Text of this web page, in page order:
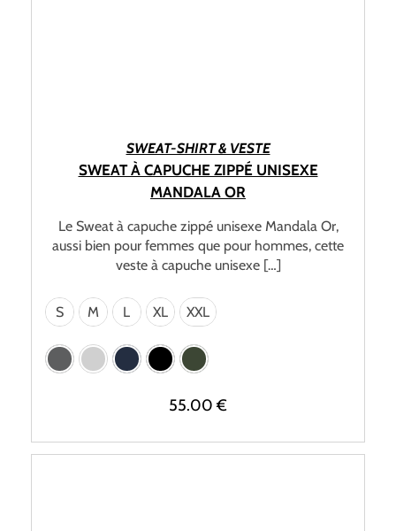
SWEAT-SHIRT & VESTE
SWEAT À CAPUCHE ZIPPÉ UNISEXE
MANDALA OR
Le Sweat à capuche zippé unisexe Mandala Or,
aussi bien pour femmes que pour hommes, cette
veste à capuche unisexe […]
S M L XL XXL
55.00€